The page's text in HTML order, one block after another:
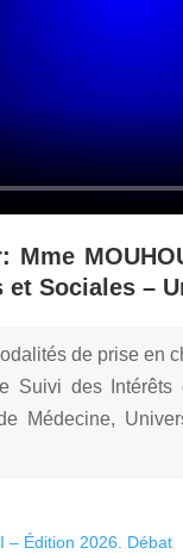
Mme
et Sociales –
de prise en
Suivi des
Médecine,
– Édition 2026. Débat